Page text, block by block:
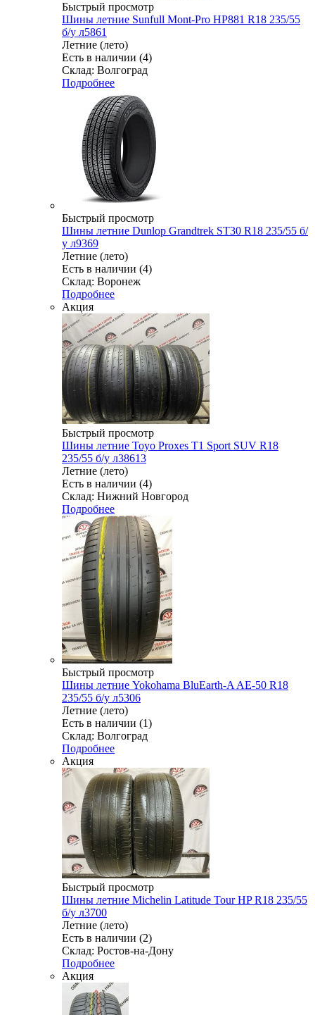
Быстрый просмотр
Шины летние Sunfull Mont-Pro HP881 R18 235/55
б/у л5861
Летние (лето)
Есть в наличии (4)
Склад: Волгоград
Подробнее
Быстрый просмотр
Шины летние Dunlop Grandtrek ST30 R18 235/55 б/
у л9369
Летние (лето)
Есть в наличии (4)
Склад: Воронеж
Подробнее
Акция
Быстрый просмотр
Шины летние Toyo Proxes T1 Sport SUV R18
235/55 б/у л38613
Летние (лето)
Есть в наличии (4)
Склад: Нижний Новгород
Подробнее
Быстрый просмотр
Шины летние Yokohama BluEarth-A AE-50 R18
235/55 б/у л5306
Летние (лето)
Есть в наличии (1)
Склад: Волгоград
Подробнее
Акция
Быстрый просмотр
Шины летние Michelin Latitude Tour HP R18 235/55
б/у л3700
Летние (лето)
Есть в наличии (2)
Склад: Ростов-на-Дону
Подробнее
Акция